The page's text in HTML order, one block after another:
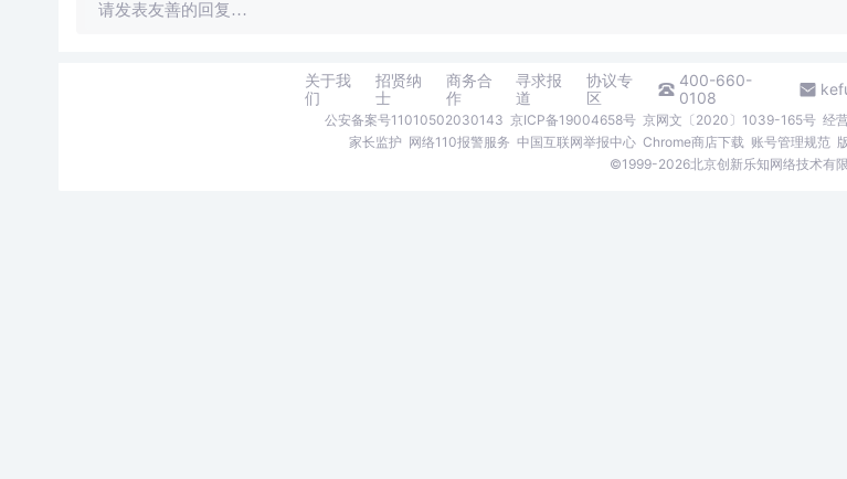
请发表友善的回复…
关于我
们
招贤纳
士
商务合
作
寻求报
道
协议专
区
400-660-
0108
公安备案号11010502030143 京ICP备19004658号 京网文〔2020〕1039-165号 经
家长监护 网络110报警服务 中国互联网举报中心 Chrome商店下载 账号管理规范
©1999-2026北京创新乐知网络技术有